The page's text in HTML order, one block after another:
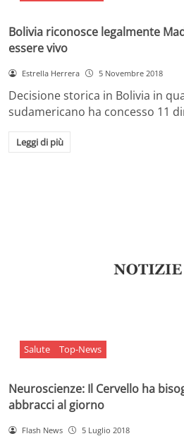
Bolivia riconosce legalmente
essere vivo
Estrella Herrera 5 Novembre 2018
Decisione storica in Bolivia in
sudamericano ha concesso 11
Leggi di più
Salute Top-News
Neuroscienze: Il Cervello ha
abbracci al giorno
Flash News 5 Luglio 2018